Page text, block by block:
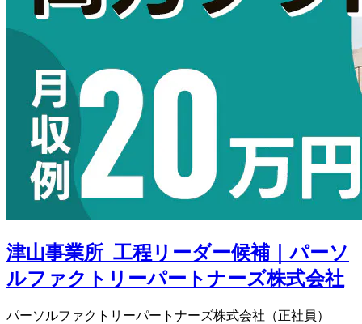
津山事業所_工程リーダー候補｜パーソ
ルファクトリーパートナーズ株式会社
パーソルファクトリーパートナーズ株式会社（正社員）